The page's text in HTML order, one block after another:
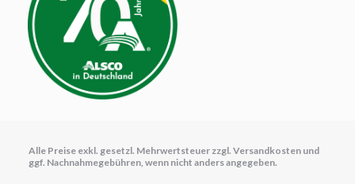
Alle Preise exkl. gesetzl. Mehrwertsteuer zzgl. Versandkosten und
ggf. Nachnahmegebühren, wenn nicht anders angegeben.